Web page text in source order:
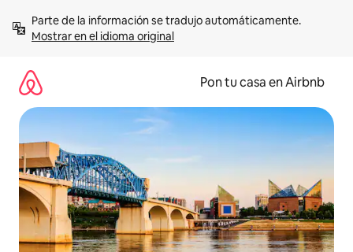
contenidoMostrar en el idioma original
Pon tu casa en Airbnb